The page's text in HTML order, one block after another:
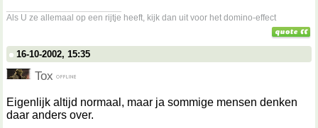
Als U ze allemaal op een rijtje heeft, kijk dan uit voor het domino-effect
16-10-2002, 15:35
Tox
Eigenlijk altijd normaal, maar ja sommige mensen denken
daar anders over.